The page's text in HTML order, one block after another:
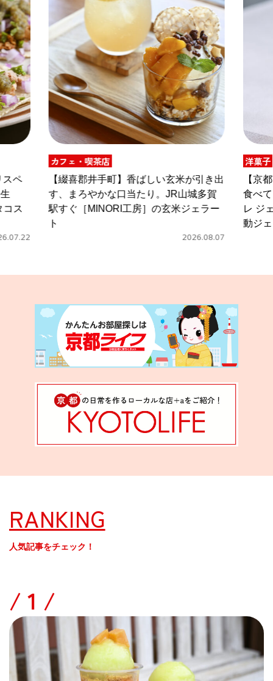
い玄米が引き出
。JR山城多賀
の玄米ジェラー
洋菓子
【京都市伏見区】まるで果実そのもの
食べているよう！中書島［シュクレ・
レ ジェラート］の旬の素材を使った感
RANKING
人気記事をチェック！
/